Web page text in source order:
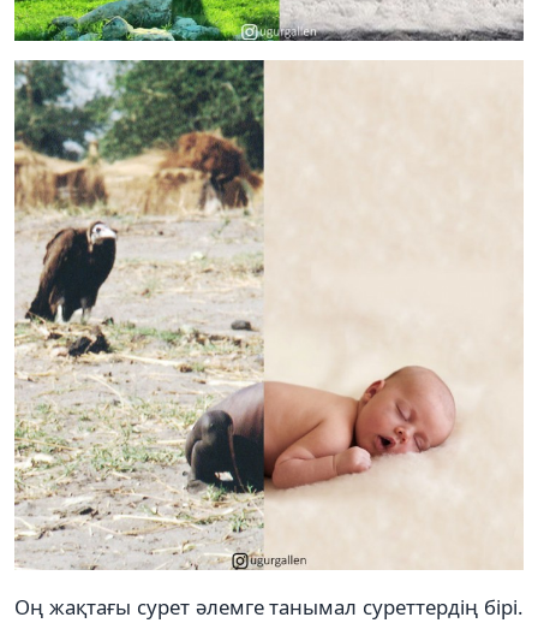
Оң жақтағы сурет әлемге танымал суреттердің бірі.